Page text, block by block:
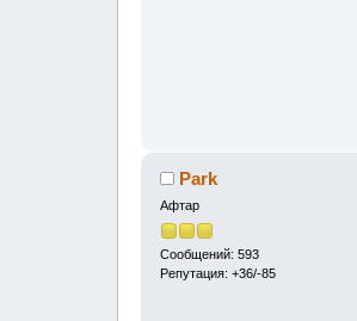
Park
Афтар
Сообщений: 593
Репутация: +36/-85